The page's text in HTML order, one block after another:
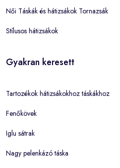
Női Táskák és hátizsákok Tornazsák
Stílusos hátizsákok
Gyakran keresett
Tartozékok hátizsákokhoz táskákhoz
Fenőkövek
Iglu sátrak
Nagy pelenkázó táska